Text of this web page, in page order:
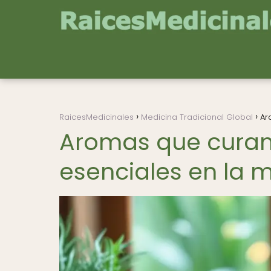
RaicesMedicinales Medicina Tradicional Global
Aromas que
esenciales en la